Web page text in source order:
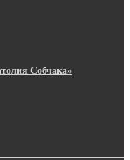
Собчака»